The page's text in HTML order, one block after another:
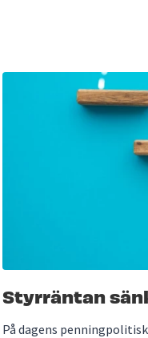
Styrräntan
På dagens